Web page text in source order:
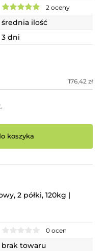
2 oceny
średnia ilość
3 dni
176,42 zł
koszyka
2 półki, 120kg |
0 ocen
brak towaru